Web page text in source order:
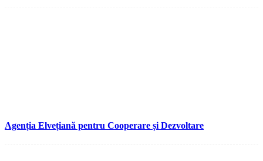
Agenția Elvețiană pentru Cooperare și Dezvoltare